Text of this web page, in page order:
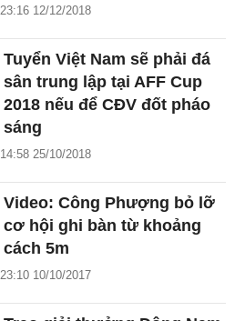
23:16 12/12/2018
Tuyển Việt Nam sẽ phải đá
sân trung lập tại AFF Cup
2018 nếu để CĐV đốt pháo
sáng
14:58 25/10/2018
Video: Công Phượng bỏ lỡ
cơ hội ghi bàn từ khoảng
cách 5m
23:10 10/10/2017